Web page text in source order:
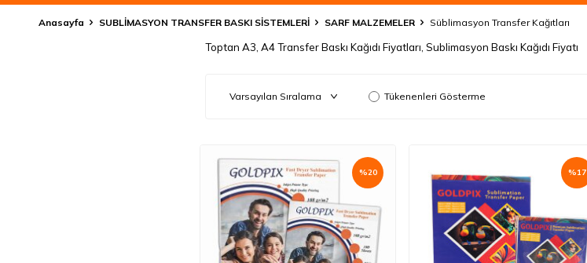
Anasayfa SUBLİMASYON TRANSFER BASKI SİSTEMLERİ SARF MALZEMELER Süblimasyon Transfer Kağıtları
Toptan A3, A4 Transfer Baskı Kağıdı Fiyatları, Sublimasyon Baskı Kağıdı Fiyatı
Tükenenleri Gösterme
%20 %17